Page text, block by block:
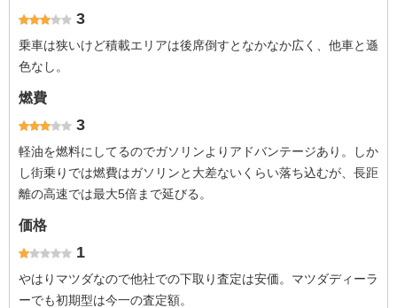
3
乗車は狭いけど積載エリアは後席倒すとなかなか広く、他車と遜
色なし。
燃費
3
軽油を燃料にしてるのでガソリンよりアドバンテージあり。しか
し街乗りでは燃費はガソリンと大差ないくらい落ち込むが、長距
離の高速では最大5倍まで延びる。
価格
1
やはりマツダなので他社での下取り査定は安価。マツダディーラ
ーでも初期型は今一の査定額。